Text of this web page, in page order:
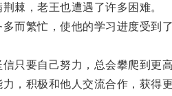
，老王也遭遇了许多困难。
繁忙，使他的学习进度受到了
要自己努力，总会攀爬到更高
积极和他人交流合作，获得更